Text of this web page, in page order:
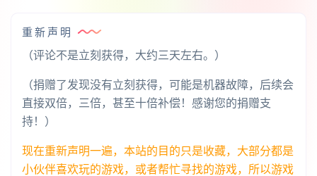
重新声明
（评论不是立刻获得，大约三天左右。）
（捐赠了发现没有立刻获得，可能是机器故障，后续会
直接双倍，三倍，甚至十倍补偿！感谢您的捐赠支
持！）
现在重新声明一遍，本站的目的只是收藏，大部分都是
小伙伴喜欢玩的游戏，或者帮忙寻找的游戏，所以游戏